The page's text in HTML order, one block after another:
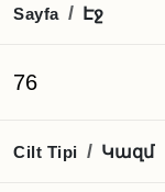
Sayfa / Էջ
76
Cilt Tipi / Կազմ